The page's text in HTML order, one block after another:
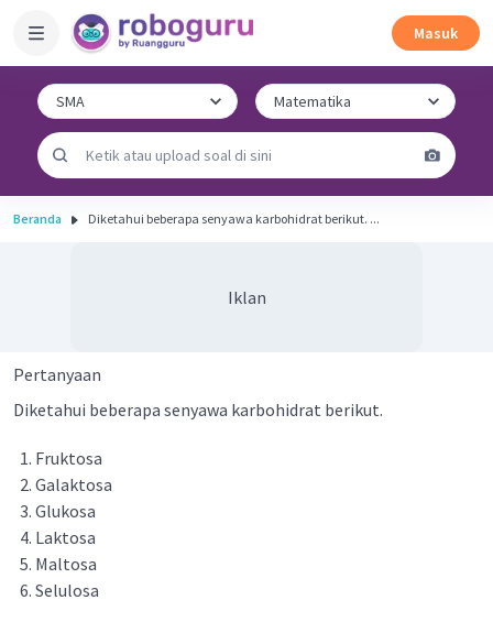
Masuk
Beranda Diketahui beberapa senyawa karbohidrat berikut. ...
Iklan
Pertanyaan
Diketahui beberapa senyawa karbohidrat berikut.
Fruktosa
Galaktosa
Glukosa
Laktosa
Maltosa
Selulosa